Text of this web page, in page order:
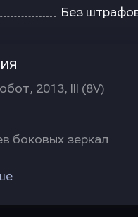
Без
2013, III (8V)
боковых зеркал